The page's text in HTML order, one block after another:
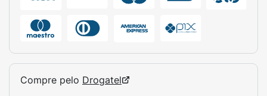
Compre pelo Drogatel